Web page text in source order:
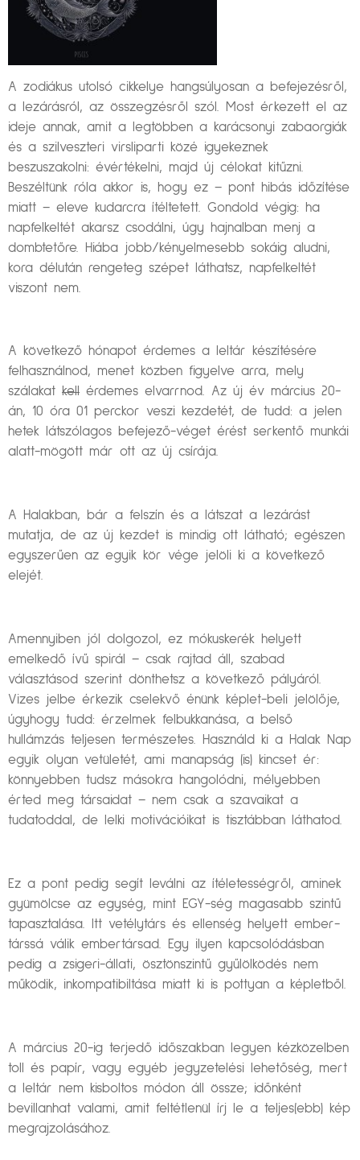
A zodiákus utolsó cikkelye hangsúlyosan a befejezésről,
a lezárásról, az összegzésről szól. Most érkezett el az
ideje annak, amit a legtöbben a karácsonyi zabaorgiák
és a szilveszteri virsliparti közé igyekeznek
beszuszakolni: évértékelni, majd új célokat kitűzni.
Beszéltünk róla akkor is, hogy ez – pont hibás időzítése
miatt – eleve kudarcra ítéltetett. Gondold végig: ha
napfelkeltét akarsz csodálni, úgy hajnalban menj a
dombtetőre. Hiába jobb/kényelmesebb sokáig aludni,
kora délután rengeteg szépet láthatsz, napfelkeltét
viszont nem.
A következő hónapot érdemes a leltár készítésére
felhasználnod, menet közben figyelve arra, mely
szálakat kell érdemes elvarrnod. Az új év március 20-
án, 10 óra 01 perckor veszi kezdetét, de tudd: a jelen
hetek látszólagos befejező-véget érést serkentő munkái
alatt-mögött már ott az új csírája.
A Halakban, bár a felszín és a látszat a lezárást
mutatja, de az új kezdet is mindig ott látható; egészen
egyszerűen az egyik kör vége jelöli ki a következő
elejét.
Amennyiben jól dolgozol, ez mókuskerék helyett
emelkedő ívű spirál – csak rajtad áll, szabad
választásod szerint dönthetsz a következő pályáról.
Vizes jelbe érkezik cselekvő énünk képlet-beli jelölője,
úgyhogy tudd: érzelmek felbukkanása, a belső
hullámzás teljesen természetes. Használd ki a Halak Nap
egyik olyan vetületét, ami manapság (is) kincset ér:
könnyebben tudsz másokra hangolódni, mélyebben
érted meg társaidat – nem csak a szavaikat a
tudatoddal, de lelki motivációikat is tisztábban láthatod.
Ez a pont pedig segít leválni az ítéletességről, aminek
gyümölcse az egység, mint EGY-ség magasabb szintű
tapasztalása. Itt vetélytárs és ellenség helyett ember-
társsá válik embertársad. Egy ilyen kapcsolódásban
pedig a zsigeri-állati, ösztönszintű gyűlölködés nem
működik, inkompatibiltása miatt ki is pottyan a képletből.
A március 20-ig terjedő időszakban legyen kézközelben
toll és papír, vagy egyéb jegyzetelési lehetőség, mert
a leltár nem kisboltos módon áll össze; időnként
bevillanhat valami, amit feltétlenül írj le a teljes(ebb) kép
megrajzolásához.